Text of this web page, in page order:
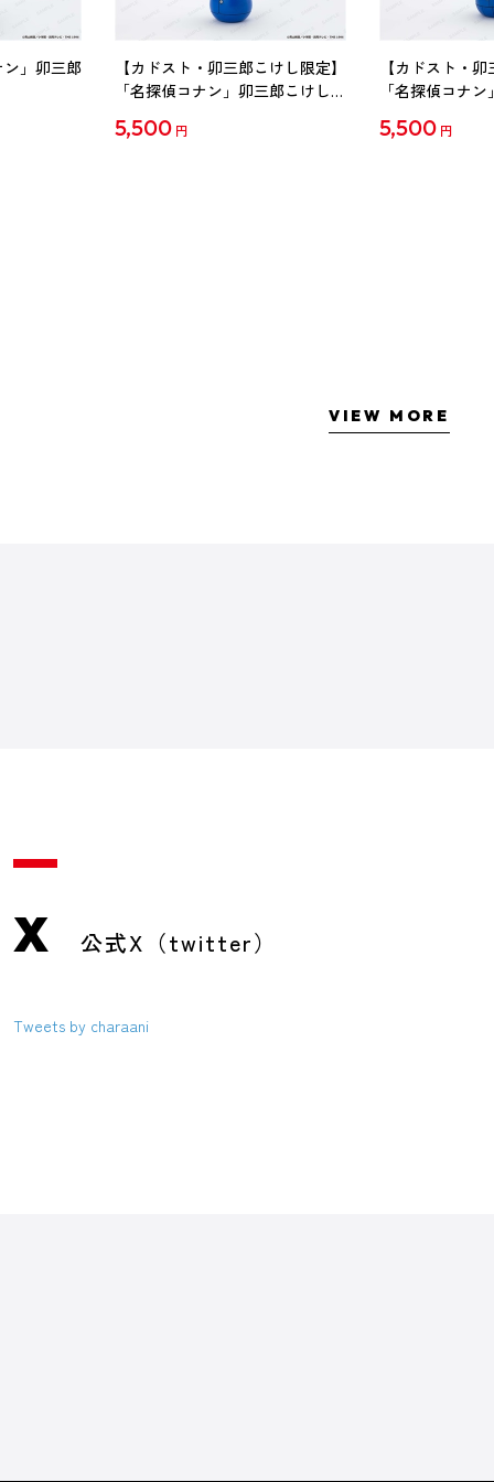
」卯三郎
【カドスト・卯三郎こけし限定】
「名探偵コナン」卯三郎こけし
5,500 円
【カドスト・
「名探偵コナ
5,500 円
VIEW MORE
X 公式X（twitter）
Tweets by charaani